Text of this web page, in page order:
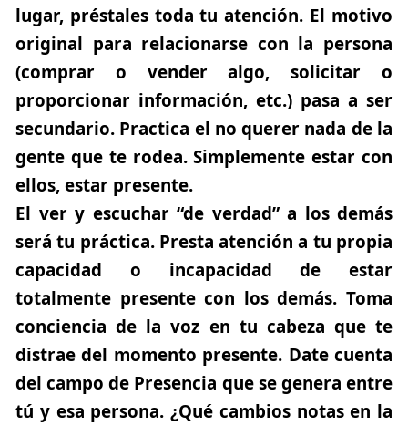
lugar, préstales toda tu atención. El motivo
original para relacionarse con la persona
(comprar o vender algo, solicitar o
proporcionar información, etc.) pasa a ser
secundario. Practica el no querer nada de la
gente que te rodea. Simplemente estar con
ellos, estar presente.
El ver y escuchar “de verdad” a los demás
será tu práctica. Presta atención a tu propia
capacidad o incapacidad de estar
totalmente presente con los demás. Toma
conciencia de la voz en tu cabeza que te
distrae del momento presente. Date cuenta
del campo de Presencia que se genera entre
tú y esa persona. ¿Qué cambios notas en la